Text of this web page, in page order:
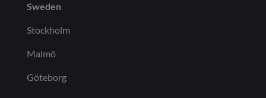
Sweden
Stockholm
Malmö
Göteborg